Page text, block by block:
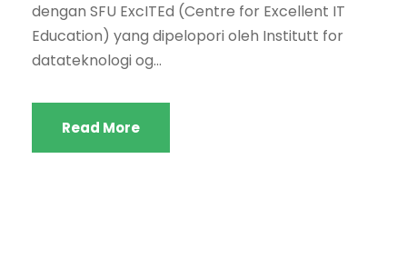
dengan SFU ExcITEd (Centre for Excellent IT
Education) yang dipelopori oleh Institutt for
datateknologi og...
Read More